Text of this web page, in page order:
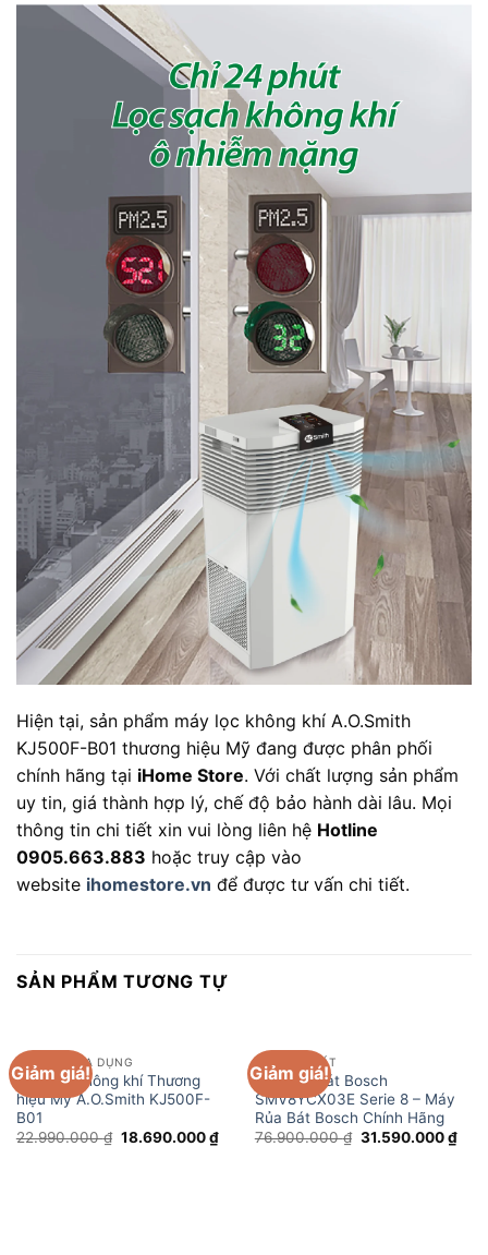
Hiện tại, sản phẩm máy lọc không khí A.O.Smith
KJ500F-B01 thương hiệu Mỹ đang được phân phối
chính hãng tại iHome Store. Với chất lượng sản phẩm
uy tin, giá thành hợp lý, chế độ bảo hành dài lâu. Mọi
thông tin chi tiết xin vui lòng liên hệ Hotline
0905.663.883 hoặc truy cập vào
website ihomestore.vn để được tư vấn chi tiết.
SẢN PHẨM TƯƠNG TỰ
Giảm giá!
THIẾT BỊ GIA DỤNG
Máy lọc không khí Thương
hiệu Mỹ A.O.Smith KJ500F-
B01
22.990.000₫ Giá
18.690.000₫Giá
hiện
Giảm giá!
MÁY RỬA BÁT
Máy rửa bát Bosch
SMV8YCX03E Serie 8 – Máy
Rủa Bát Bosch Chính Hãng
76.900.000₫ Giá
31.590.000₫Giá
hiện